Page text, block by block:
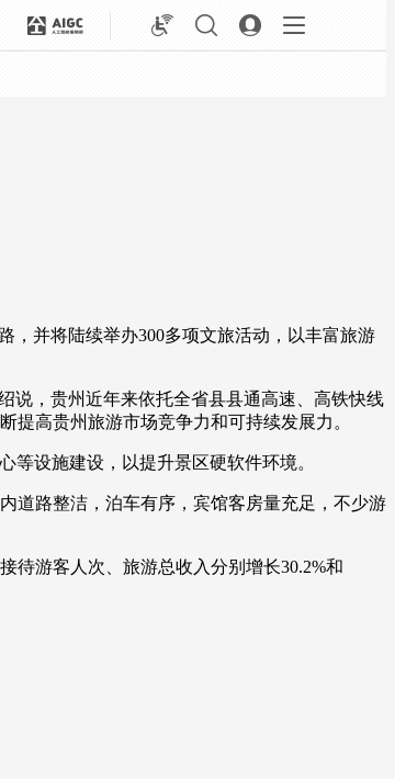
才艺 网展 央央好物
并将陆续举办300多项文旅活动，以丰富旅游
，贵州近年来依托全省县县通高速、高铁快线
高贵州旅游市场竞争力和可持续发展力。
设施建设，以提升景区硬软件环境。
路整洁，泊车有序，宾馆客房量充足，不少游
游客人次、旅游总收入分别增长30.2%和